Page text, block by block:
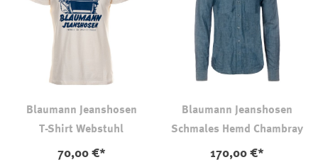
Blaumann Jeanshosen
T-Shirt Webstuhl
70,00 €*
Blaumann Jeanshosen
Schmales Hemd Chambray
170,00 €*